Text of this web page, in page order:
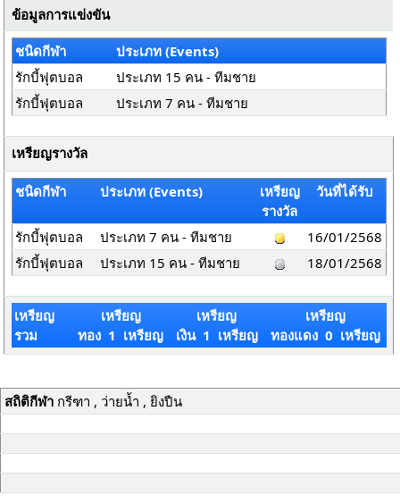
ข้อมูลการแข่งขัน
ชนิดกีฬา
ประเภท (Events)
รักบี้ฟุตบอล
ประเภท 15 คน - ทีมชาย
รักบี้ฟุตบอล
ประเภท 7 คน - ทีมชาย
เหรียญรางวัล
ชนิดกีฬา ประเภท (Events)
เหรียญ
รางวัล
วันที่ได้รับ
รักบี้ฟุตบอล ประเภท 7 คน - ทีมชาย
16/01/2568
รักบี้ฟุตบอล
ประเภท 15 คน - ทีมชาย 18/01/2568
เหรียญ
รวม
เหรียญ
ทอง 1 เหรียญ
เหรียญ
เงิน 1 เหรียญ
เหรียญ
ทองแดง 0 เหรียญ
สถิติกีฬากรีฑา , ว่ายน้ำ , ยิงปืน